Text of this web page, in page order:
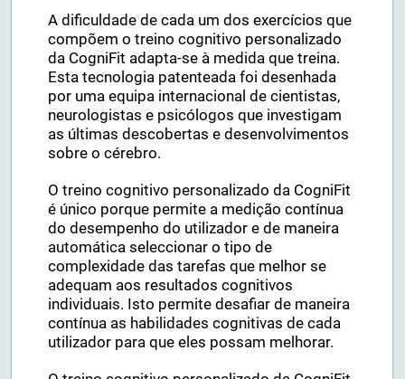
A dificuldade de cada um dos exercícios que
compõem o treino cognitivo personalizado
da CogniFit adapta-se à medida que treina.
Esta tecnologia patenteada foi desenhada
por uma equipa internacional de cientistas,
neurologistas e psicólogos que investigam
as últimas descobertas e desenvolvimentos
O treino cognitivo personalizado da CogniFit
é único porque permite a medição contínua
do desempenho do utilizador e de maneira
automática seleccionar o tipo de
complexidade das tarefas que melhor se
adequam aos resultados cognitivos
individuais. Isto permite desafiar de maneira
contínua as habilidades cognitivas de cada